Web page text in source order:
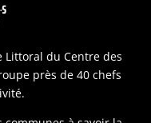
Littoral du Centre des
près de 40 chefs